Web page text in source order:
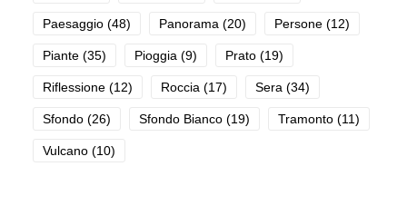
Paesaggio (48) Panorama (20) Persone (12)
Piante (35) Pioggia (9) Prato (19)
Riflessione (12) Roccia (17) Sera (34)
Sfondo (26) Sfondo Bianco (19) Tramonto (11)
Vulcano (10)